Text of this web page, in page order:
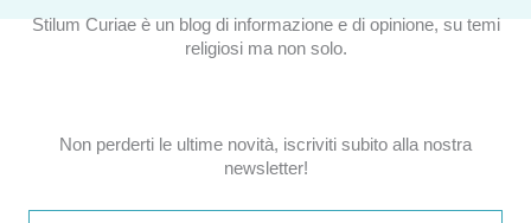
Stilum Curiae è un blog di informazione e di opinione, su temi
religiosi ma non solo.
Non perderti le ultime novità, iscriviti subito alla nostra
newsletter!